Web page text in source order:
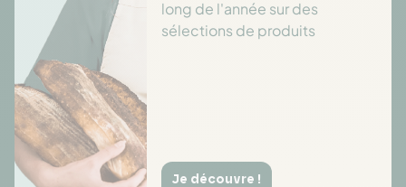
long de l'année sur des
sélections de produits
Je découvre !